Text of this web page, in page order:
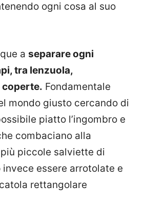
ogni cosa al suo
a separare ogni
tra lenzuola,
coperte. Fondamentale
mondo giusto cercando di
piatto l’ingombro e
combaciano alla
piccole salviette di
essere arrotolate e
rettangolare